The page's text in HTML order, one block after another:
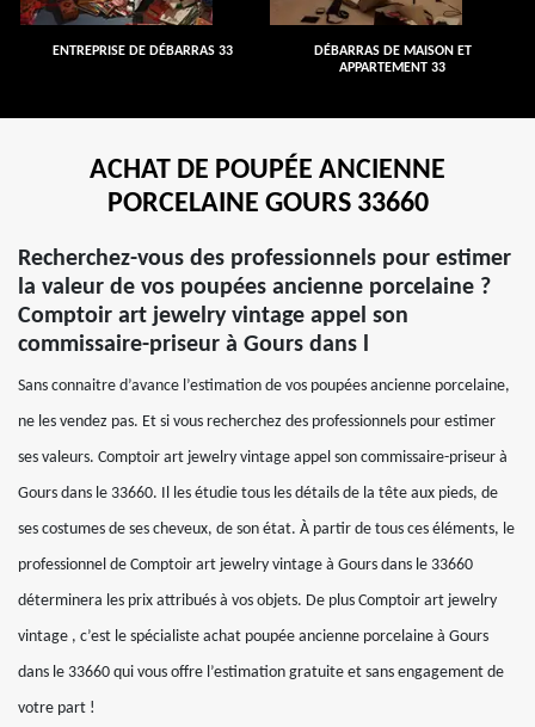
ENTREPRISE DE DÉBARRAS 33
DÉBARRAS DE MAISON ET
APPARTEMENT 33
ACHAT DE POUPÉE ANCIENNE
PORCELAINE GOURS 33660
Recherchez-vous des professionnels pour estimer
la valeur de vos poupées ancienne porcelaine ?
Comptoir art jewelry vintage appel son
commissaire-priseur à Gours dans l
Sans connaitre d’avance l’estimation de vos poupées ancienne porcelaine,
ne les vendez pas. Et si vous recherchez des professionnels pour estimer
ses valeurs. Comptoir art jewelry vintage appel son commissaire-priseur à
Gours dans le 33660. Il les étudie tous les détails de la tête aux pieds, de
ses costumes de ses cheveux, de son état. À partir de tous ces éléments, le
professionnel de Comptoir art jewelry vintage à Gours dans le 33660
déterminera les prix attribués à vos objets. De plus Comptoir art jewelry
vintage , c’est le spécialiste achat poupée ancienne porcelaine à Gours
dans le 33660 qui vous offre l’estimation gratuite et sans engagement de
votre part !